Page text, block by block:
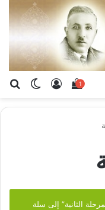
الوضعتسجيل 1 إستعراض سلة
الثانية” إلى سلة